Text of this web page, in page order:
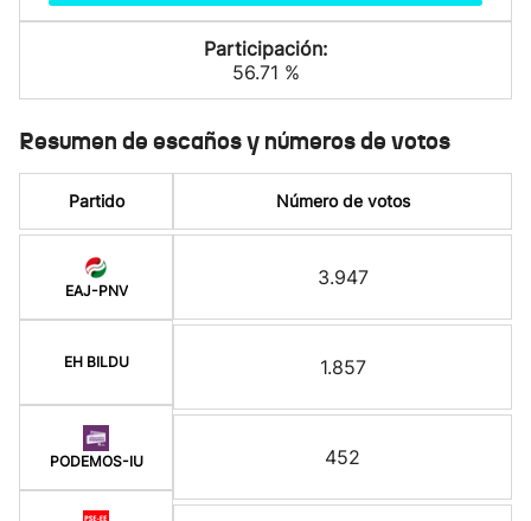
Participación:
56.71 %
Resumen de escaños y números de votos
Partido
EAJ-PNV
EH BILDU
PODEMOS-IU
Número de votos
3.947
1.857
452